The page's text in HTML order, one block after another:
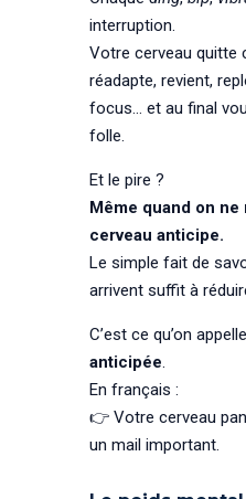
interruption.
Votre cerveau quitte
réadapte, revient,
focus… et au final
folle.
Et le pire ?
Même quand on
cerveau anticipe.
Le simple fait de
arrivent suffit à
C’est ce qu’on
anticipée.
En français :
👉 Votre cerveau
un mail important.